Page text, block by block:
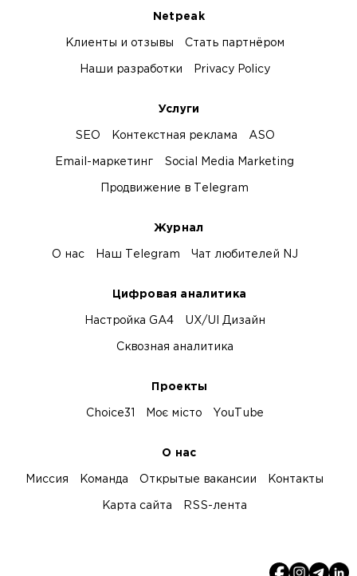
Netpeak
Клиенты и отзывы Стать партнёром
Наши разработки Privacy Policy
Услуги
SEO Контекстная реклама ASO
Email-маркетинг Social Media Marketing
Продвижение в Telegram
Журнал
О нас Наш Telegram Чат любителей NJ
Цифровая аналитика
Настройка GA4 UX/UI Дизайн
Сквозная аналитика
Проекты
Choice31 Моє місто YouTube
О нас
Миссия Команда Открытые вакансии Контакты
Карта сайта RSS-лента